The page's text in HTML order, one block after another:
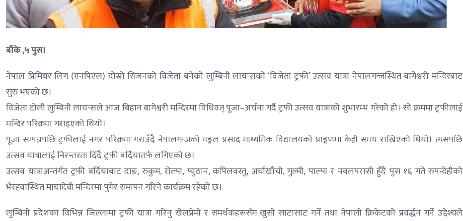
बाँके ,५ पुस।
नेपाल प्रिमियर लिग (एनपिएल) दोस्रो सिजनको विजेता बनेको लुम्बिनी लायन्सको ‘विजेता ट्रफी’ उत्सव यात्रा नेपालगन्जस्थित बागेश्वरी मन्दिरबाट
सुरु भएको छ।
विजेता टोली लुम्बिनी लायन्सले आज बिहान बागेश्वरी मन्दिरमा विधिवत् पूजा–अर्चना गर्दै ट्रफी उत्सव यात्राको शुभारम्भ गरेको हो। सो क्रममा ट्रफीलाई
मन्दिर परिक्रमा गराइएको थियो।
पूजा सम्पन्नपछि ट्रफीलाई नगर परिक्रमा गराउँदै नेपालगन्जको मङ्गल प्रसाद माध्यमिक विद्यालयको प्राङ्गणमा केही समय राखिएको थियो। त्यसपछि
उत्सव यात्रालाई निरन्तरता दिँदै ट्रफी बर्दियातर्फ लगिएको छ।
उत्सव यात्राअन्तर्गत ट्रफी बर्दियाबाट दाङ, रुकुम, रोल्पा, प्युठान, कपिलवस्तु, अर्घाखाँची, गुल्मी, पाल्पा र नवलपरासी हुँदै पुस १६ गते रुपन्देहीको
भैरहवास्थित मायादेवी मन्दिरमा पुगेर समापन गरिने कार्यक्रम रहेको छ।
लुम्बिनी प्रदेशका विभिन्न जिल्लामा ट्रफी यात्रा गरिनु खेलप्रेमी र समर्थकहरूसँग खुसी साटासाट गर्ने तथा नेपाली क्रिकेटको प्रवर्द्धन गर्ने उद्देश्यले